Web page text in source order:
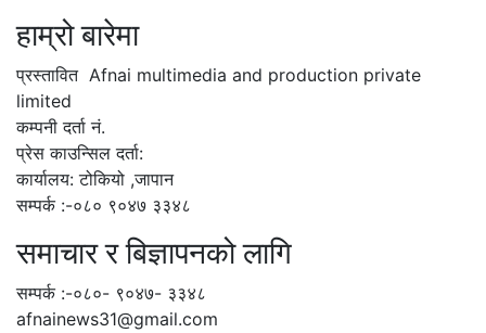
हाम्रो बारेमा
प्रस्तावित Afnai multimedia and production private
limited
कम्पनी दर्ता नं.
प्रेस काउन्सिल दर्ता:
कार्यालय: टोकियो ,जापान
सम्पर्क :-०८० ९०४७ ३३४८
समाचार र बिज्ञापनको लागि
सम्पर्क :-०८०- ९०४७- ३३४८
afnainews31@gmail.com